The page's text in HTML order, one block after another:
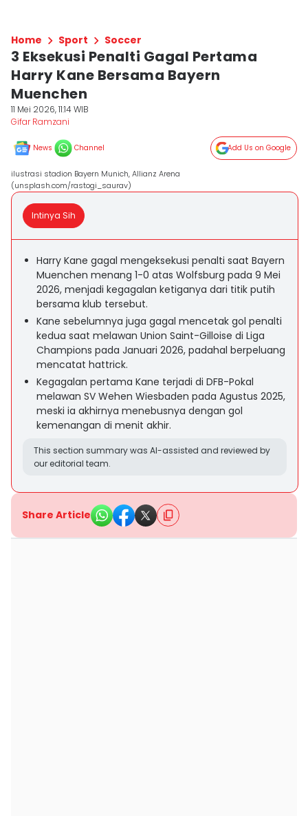
Home Sport Soccer
3 Eksekusi Penalti Gagal Pertama
Harry Kane Bersama Bayern
Muenchen
11 Mei 2026, 11:14 WIB
Gifar Ramzani
News Channel Add Us on Google
ilustrasi stadion Bayern Munich, Allianz Arena
(unsplash.com/rastogi_saurav)
Intinya Sih
Harry Kane gagal mengeksekusi penalti saat Bayern
Muenchen menang 1-0 atas Wolfsburg pada 9 Mei
2026, menjadi kegagalan ketiganya dari titik putih
bersama klub tersebut.
Kane sebelumnya juga gagal mencetak gol penalti
kedua saat melawan Union Saint-Gilloise di Liga
Champions pada Januari 2026, padahal berpeluang
mencatat hattrick.
Kegagalan pertama Kane terjadi di DFB-Pokal
melawan SV Wehen Wiesbaden pada Agustus 2025,
meski ia akhirnya menebusnya dengan gol
kemenangan di menit akhir.
This section summary was AI-assisted and reviewed by
our editorial team.
Share Article